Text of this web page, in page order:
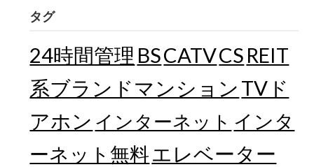
タグ
24時間管理 BSCATVCS REIT
系ブランドマンション TVド
アホン インターネット インタ
ーネット無料エレベーター